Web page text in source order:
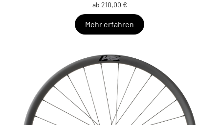
ab 210,00 €
Mehr erfahren